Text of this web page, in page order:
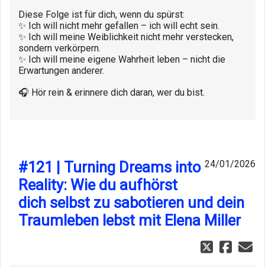
Diese Folge ist für dich, wenn du spürst:
✨ Ich will nicht mehr gefallen – ich will echt sein.
✨ Ich will meine Weiblichkeit nicht mehr verstecken,
sondern verkörpern.
✨ Ich will meine eigene Wahrheit leben – nicht die
Erwartungen anderer.
🎧 Hör rein & erinnere dich daran, wer du bist.
24/01/2026
#121 | Turning Dreams into
Reality: Wie du aufhörst
dich selbst zu sabotieren und dein
Traumleben lebst mit Elena Miller